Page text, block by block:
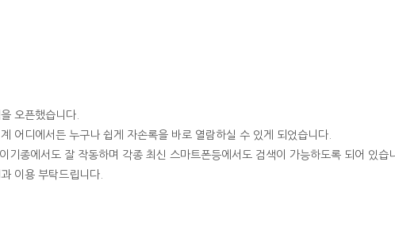
오픈했습니다.
어디에서든 누구나 쉽게 자손록을 바로 열람하실 수 있게 되었습니다.
기종에서도 잘 작동하며 각종 최신 스마트폰등에서도 검색이 가능하도록 되어 있습
이용 부탁드립니다.